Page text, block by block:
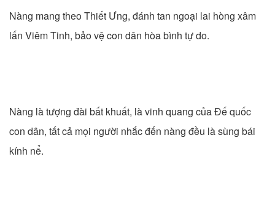
Nàng mang theo Thiết Ưng, đánh tan ngoại lai hòng xâm
lấn Viêm Tinh, bảo vệ con dân hòa bình tự do.
Nàng là tượng đài bất khuất, là vinh quang của Đế quốc
con dân, tất cả mọi người nhắc đến nàng đều là sùng bái
kính nể.